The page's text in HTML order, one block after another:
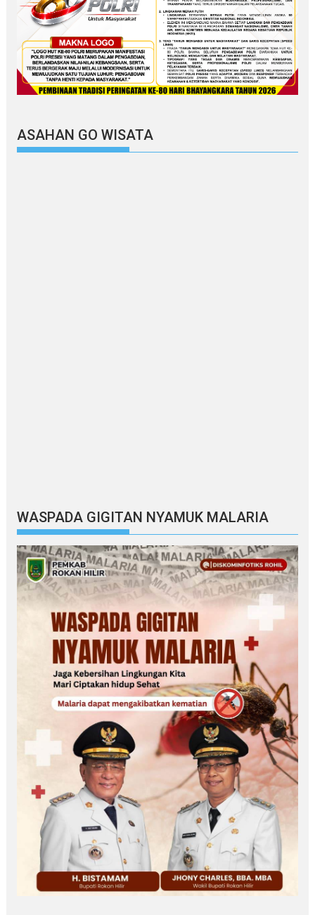
ASAHAN GO WISATA
WASPADA GIGITAN NYAMUK MALARIA